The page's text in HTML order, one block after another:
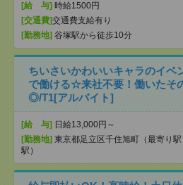
[給 与] 時給1500円
[交通費]交通費支給有り
[勤務地] 谷塚駅から徒歩10分
ちいさいかわいいキャラのイベ
で働ける☆来社不要！働いたそ
◎/T1[アルバイト]
[給 与] 日給13,000円～
[勤務地] 東京都足立区千住旭町（最寄り
駅）